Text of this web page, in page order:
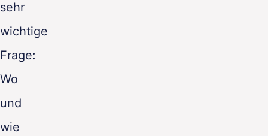
sehr
wichtige
Frage:
Wo
und
wie